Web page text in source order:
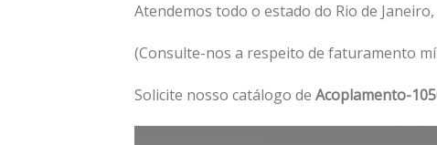
Atendemos todo o estado do Rio de
(Consulte-nos a respeito de faturamento
Solicite nosso catálogo de Acoplamento-